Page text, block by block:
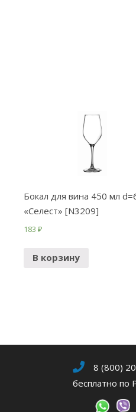
Бокал для вина 450 мл
«Селест» [N3209]
183₽
В корзину
8 (800)
бесплатно по